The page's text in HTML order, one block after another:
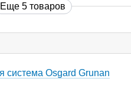
Еще 5 товаров
система Osgard Grunan